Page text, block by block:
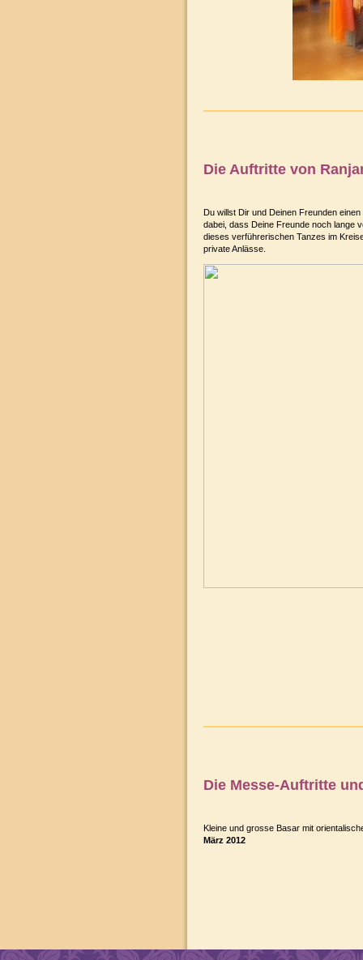
Die Auftritte von
Du willst Dir und Deinen Freunden
dabei, dass Deine Freunde noch lange
dieses verführerischen Tanzes im
private Anlässe.
Die Messe-Auftritte
Kleine und grosse Basar mit
März 2012